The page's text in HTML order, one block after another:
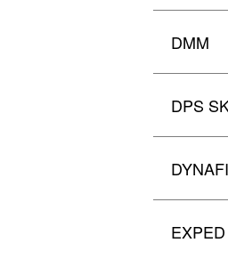
DMM
DPS
EXPED